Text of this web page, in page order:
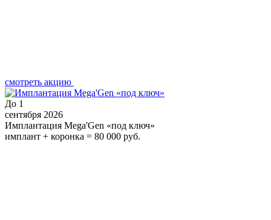
смотреть акцию
До 1
сентября 2026
Имплантация Mega'Gen «под ключ»
имплант + коронка = 80 000 руб.